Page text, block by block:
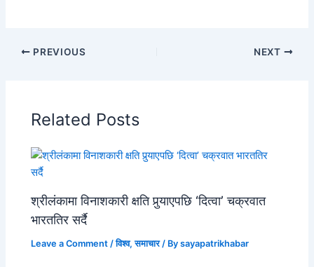
PREVIOUS NEXT
Related Posts
श्रीलंकामा विनाशकारी क्षति पुर्‍याएपछि ‘दित्वा’ चक्रवात
भारततिर सर्दै
Leave a Comment /विश्व,समाचार/ Bysayapatrikhabar